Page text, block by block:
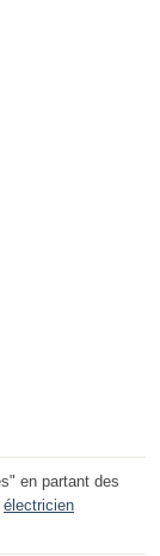
en partant des
électricien